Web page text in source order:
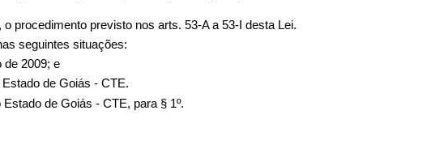
procedimento previsto nos arts. 53-A a 53-I desta Lei.
seguintes situações:
de 2009; e
Estado de Goiás - CTE.
de Goiás - CTE, para § 1º.